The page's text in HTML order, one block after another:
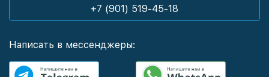
+7 (901) 519-45-18
Написать в мессенджеры: